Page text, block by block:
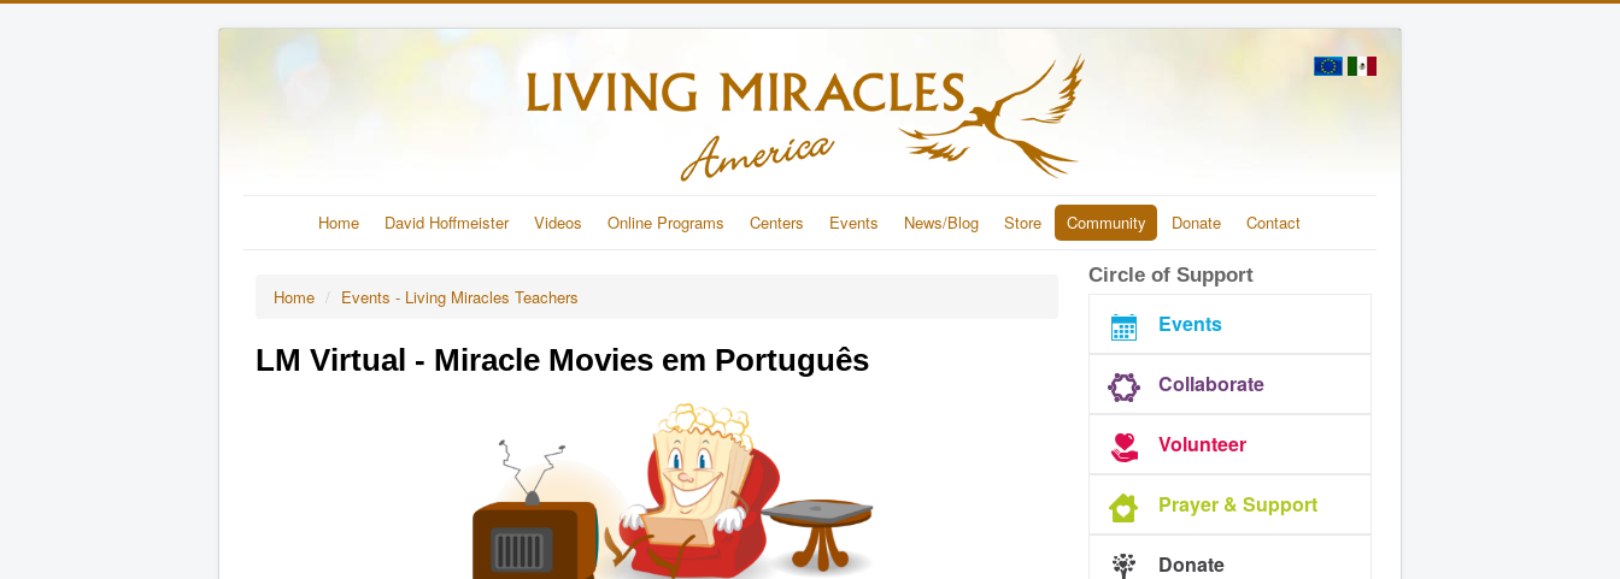
Home David Hoffmeister Videos Online Programs Centers Events News/Blog Store Community Donate Contact
Home / Events - Living Miracles Teachers
LM Virtual - Miracle Movies em Português
Circle of Support
Events
Collaborate
Volunteer
Prayer & Support
Donate